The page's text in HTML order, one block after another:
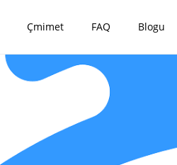
Çmimet FAQ Blogu